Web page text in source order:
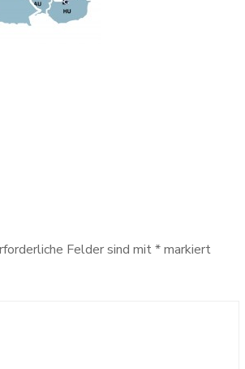
Felder sind mit*markiert